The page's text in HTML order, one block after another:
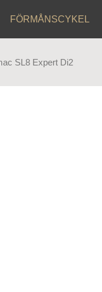
FÖRMÅNSCYKEL
SL8 Expert Di2